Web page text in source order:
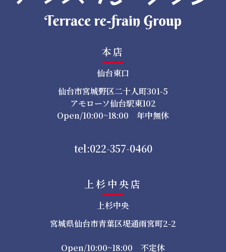
本店
仙台東口
仙台市宮城野区二十人町301-5
アモローソ仙台駅東102
Open/10:00~18:00 年中無休
tel:022-357-0460
上杉中央店
上杉中央
宮城県仙台市青葉区堤通雨宮町2-2
Open/10:00~18:00 不定休